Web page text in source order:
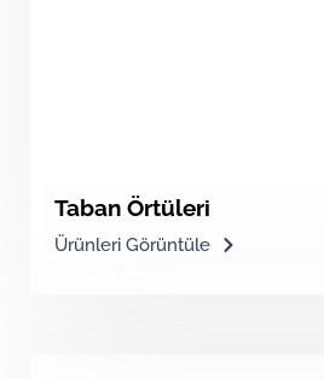
Taban Örtüleri
Ürünleri Görüntüle